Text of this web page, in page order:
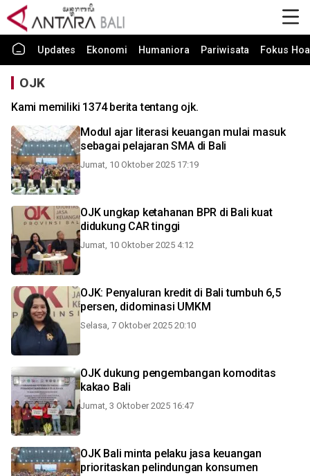
Updates Ekonomi Humaniora Pariwisata Fokus
OJK
Kami memiliki 1374 berita tentang ojk.
Modul ajar literasi keuangan mulai masuk
sebagai pelajaran SMA di Bali
Jumat, 10 Oktober 2025 17:19
OJK ungkap ketahanan BPR di Bali kuat
didukung CAR tinggi
Jumat, 10 Oktober 2025 4:12
OJK: Penyaluran kredit di Bali tumbuh 6,5
persen, didominasi UMKM
Selasa, 7 Oktober 2025 20:10
OJK dukung pengembangan komoditas
kakao Bali
Jumat, 3 Oktober 2025 16:47
OJK Bali minta pelaku jasa keuangan
prioritaskan pelindungan konsumen